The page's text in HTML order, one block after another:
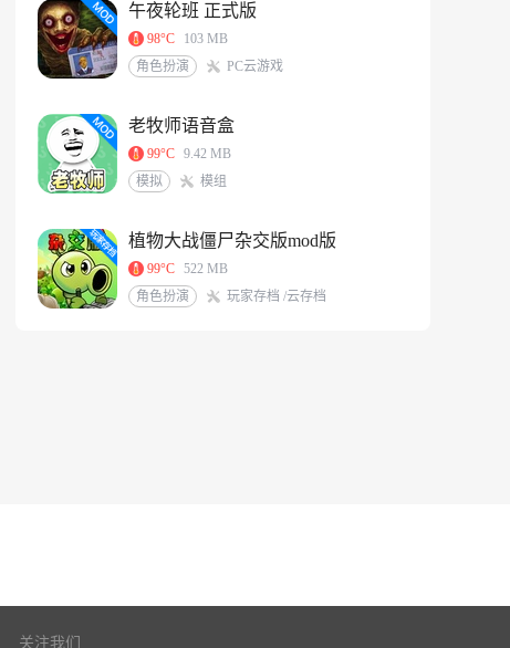
午夜轮班 正式版
98°C
103 MB
角色扮演
PC云游戏
老牧师语音盒
99°C
9.42 MB
模拟
模组
植物大战僵尸杂交版mod版
99°C
522 MB
角色扮演
玩家存档 /云存档
关注我们